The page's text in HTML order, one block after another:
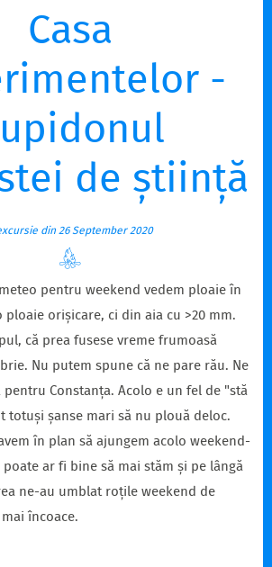
Casa
-
de știință
din 26 September 2020
pentru weekend vedem ploaie în
orișicare, ci din aia cu >20 mm.
că prea fusese vreme frumoasă
Nu putem spune că ne pare rău. Ne
Constanța. Acolo e un fel de "stă
totuși șanse mari să nu plouă deloc.
în plan să ajungem acolo weekend-
ar fi bine să mai stăm și pe lângă
ne-au umblat roțile weekend de
încoace.